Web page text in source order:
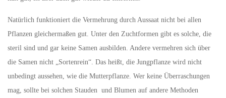
Natürlich funktioniert die Vermehrung durch Aussaat nicht bei allen
Pflanzen gleichermaßen gut. Unter den Zuchtformen gibt es solche, die
steril sind und gar keine Samen ausbilden. Andere vermehren sich über
die Samen nicht „Sortenrein“. Das heißt, die Jungpflanze wird nicht
unbedingt aussehen, wie die Mutterpflanze. Wer keine Überraschungen
mag, sollte bei solchen Stauden und Blumen auf andere Methoden